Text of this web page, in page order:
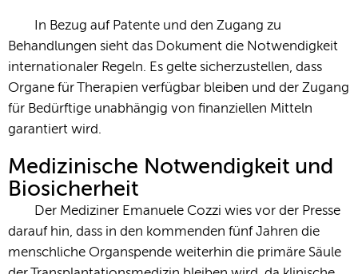
In Bezug auf Patente und den Zugang zu
Behandlungen sieht das Dokument die Notwendigkeit
internationaler Regeln. Es gelte sicherzustellen, dass
Organe für Therapien verfügbar bleiben und der Zugang
für Bedürftige unabhängig von finanziellen Mitteln
garantiert wird.
Medizinische Notwendigkeit und
Biosicherheit
Der Mediziner Emanuele Cozzi wies vor der Presse
darauf hin, dass in den kommenden fünf Jahren die
menschliche Organspende weiterhin die primäre Säule